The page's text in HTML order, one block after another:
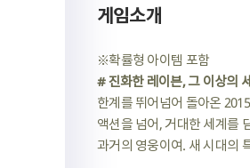
게임소개
※확률형 아이템 포함
# 진화한 레이븐, 그 이상의
한계를 뛰어넘어 돌아온
액션을 넘어, 거대한 세계를
과거의 영웅이여. 새 시대의